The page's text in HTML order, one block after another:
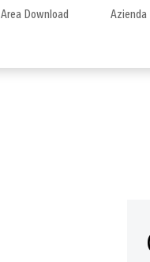
Area Download Azienda